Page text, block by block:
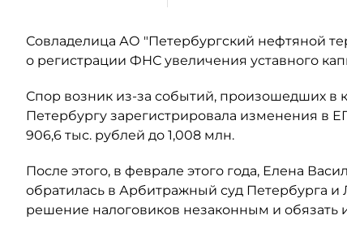
Совладелица АО "Петербургский нефтяной
о регистрации ФНС увеличения уставного
Спор возник из-за событий, произошедших в
Петербургу зарегистрировала изменения в
906,6 тыс. рублей до 1,008 млн.
После этого, в феврале этого года, Елена
обратилась в Арбитражный суд Петербурга и
решение налоговиков незаконным и